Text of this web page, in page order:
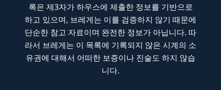
록은 제3자가 하우스에 제출한 정보를 기반으로
하고 있으며, 브레게는 이를 검증하지 않기 때문에
단순한 참고 자료이며 완전한 정보가 아닙니다. 따
라서 브레게는 이 목록에 기록되지 않은 시계의 소
유권에 대해서 어떠한 보증이나 진술도 하지 않습
니다.